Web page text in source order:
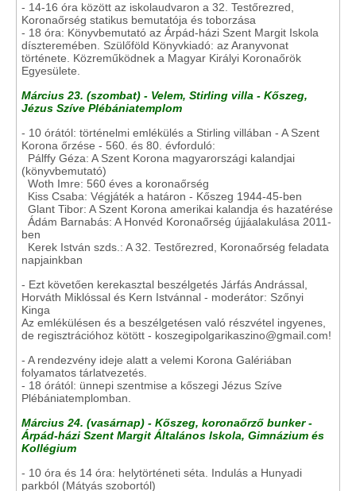
- 14-16 óra között az iskolaudvaron a 32. Testőrezred,
Koronaőrség statikus bemutatója és toborzása
- 18 óra: Könyvbemutató az Árpád-házi Szent Margit Iskola
díszteremében. Szülőföld Könyvkiadó: az Aranyvonat
története. Közreműködnek a Magyar Királyi Koronaőrök
Egyesülete.
Március 23. (szombat) - Velem, Stirling villa - Kőszeg,
Jézus Szíve Plébániatemplom
- 10 órától: történelmi emlékülés a Stirling villában - A Szent
Korona őrzése - 560. és 80. évforduló:
Pálffy Géza: A Szent Korona magyarországi kalandjai
(könyvbemutató)
Woth Imre: 560 éves a koronaőrség
Kiss Csaba: Végjáték a határon - Kőszeg 1944-45-ben
Glant Tibor: A Szent Korona amerikai kalandja és hazatérése
Ádám Barnabás: A Honvéd Koronaőrség újjáalakulása 2011-
ben
Kerek István szds.: A 32. Testőrezred, Koronaőrség feladata
napjainkban
- Ezt követően kerekasztal beszélgetés Járfás Andrással,
Horváth Miklóssal és Kern Istvánnal - moderátor: Szőnyi
Kinga
Az emlékülésen és a beszélgetésen való részvétel ingyenes,
de regisztrációhoz kötött - koszegipolgarikaszino@gmail.com!
- A rendezvény ideje alatt a velemi Korona Galériában
folyamatos tárlatvezetés.
- 18 órától: ünnepi szentmise a kőszegi Jézus Szíve
Plébániatemplomban.
Március 24. (vasárnap) - Kőszeg, koronaőrző bunker -
Árpád-házi Szent Margit Általános Iskola, Gimnázium és
Kollégium
- 10 óra és 14 óra: helytörténeti séta. Indulás a Hunyadi
parkból (Mátyás szobortól)